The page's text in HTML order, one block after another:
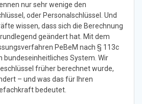
nur sehr wenige den
oder Personalschlüssel. Und
wissen, dass sich die Berechnung
geändert hat. Mit dem
PeBeM nach § 113c
bundeseinheitliches System. Wir
früher berechnet wurde,
– und was das für Ihren
bedeutet.